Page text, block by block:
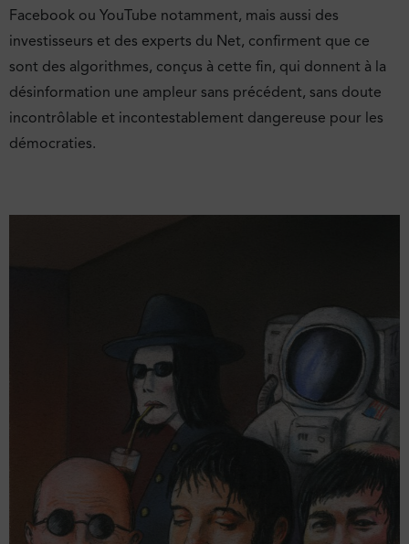
Facebook ou YouTube notamment, mais aussi des
investisseurs et des experts du Net, confirment que ce
sont des algorithmes, conçus à cette fin, qui donnent à la
désinformation une ampleur sans précédent, sans doute
incontrôlable et incontestablement dangereuse pour les
démocraties.